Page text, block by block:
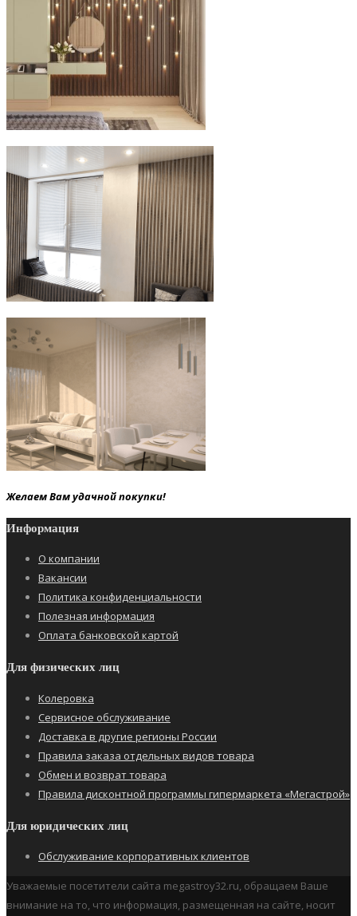
Желаем Вам удачной покупки!
Информация
О компании
Вакансии
Политика конфиденциальности
Полезная информация
Оплата банковской картой
Для физических лиц
Колеровка
Сервисное обслуживание
Доставка в другие регионы России
Правила заказа отдельных видов товара
Обмен и возврат товара
Правила дисконтной программы гипермаркета «Мегастрой»
Для юридических лиц
Обслуживание корпоративных клиентов
Уважаемые посетители сайта megastroy32.ru, обращаем Ваше
внимание на то, что информация, размещенная на сайте, носит